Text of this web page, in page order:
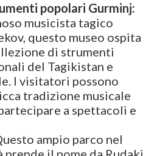
popolari Gurminj:
musicista tagico
questo museo ospita
di strumenti
del Tagikistan e
I visitatori possono
tradizione musicale
a spettacoli e
ampio parco nel